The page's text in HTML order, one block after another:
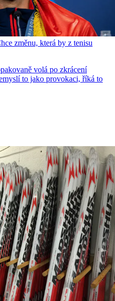
změnu, která by z tenisu
volá po zkrácení
to jako provokaci, říká to